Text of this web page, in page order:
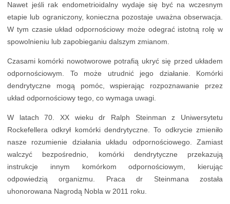
Nawet jeśli rak endometrioidalny wydaje się być na wczesnym
etapie lub ograniczony, konieczna pozostaje uważna obserwacja.
W tym czasie układ odpornościowy może odegrać istotną rolę w
spowolnieniu lub zapobieganiu dalszym zmianom.
Czasami komórki nowotworowe potrafią ukryć się przed układem
odpornościowym. To może utrudnić jego działanie. Komórki
dendrytyczne mogą pomóc, wspierając rozpoznawanie przez
układ odpornościowy tego, co wymaga uwagi.
W latach 70. XX wieku dr Ralph Steinman z Uniwersytetu
Rockefellera odkrył komórki dendrytyczne. To odkrycie zmieniło
nasze rozumienie działania układu odpornościowego. Zamiast
walczyć bezpośrednio, komórki dendrytyczne przekazują
instrukcje innym komórkom odpornościowym, kierując
odpowiedzią organizmu. Praca dr Steinmana została
uhonorowana Nagrodą Nobla w 2011 roku.